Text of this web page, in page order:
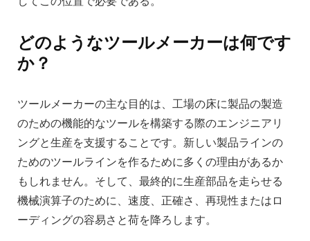
どのようなツールメーカーは何です
か？
ツールメーカーの主な目的は、工場の床に製品の製造
のための機能的なツールを構築する際のエンジニアリ
ングと生産を支援することです。新しい製品ラインの
ためのツールラインを作るために多くの理由があるか
もしれません。そして、最終的に生産部品を走らせる
機械演算子のために、速度、正確さ、再現性またはロ
ーディングの容易さと荷を降ろします。